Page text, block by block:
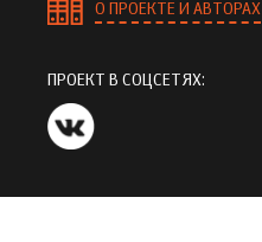
О ПРОЕКТЕ И АВТОРАХ
ПРОЕКТ В СОЦСЕТЯХ: